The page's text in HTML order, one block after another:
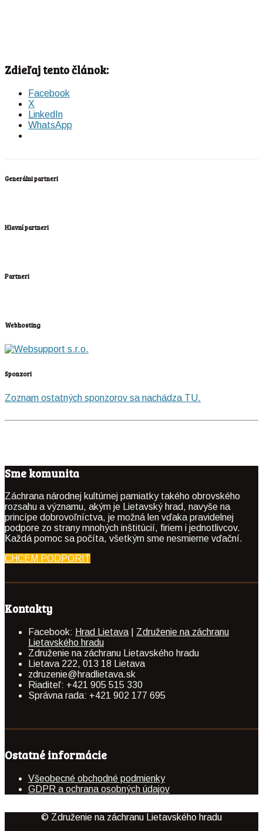
Zdieľaj tento článok:
Facebook
X
LinkedIn
WhatsApp
Generálni partneri
Hlavní partneri
Partneri
Webhosting
Sponzori
Zoznam ostatných sponzorov sa nachádza TU.
Sme komunita
Záchrana národnej kultúrnej pamiatky takého obrovského
rozsahu a významu, akým je Lietavský hrad, navyše na
princípe dobrovoľníctva, je možná len vďaka pravidelnej
podpore zo strany mnohých inštitúcií, firiem i jednotlivcov.
Každá pomoc sa počíta, všetkým sme nesmierne vďační.
CHCEM PODPORIŤ
Kontakty
Facebook: Hrad Lietava
Združenie na záchranu
Lietavského hradu
Združenie na záchranu Lietavského hradu
Lietava 222, 013 18 Lietava
zdruzenie@hradlietava.sk
Riaditeľ: +421 905 515 330
Správna rada: +421 902 177 695
Ostatné informácie
Všeobecné obchodné podmienky
GDPR a ochrana osobných údajov
© Združenie na záchranu Lietavského hradu